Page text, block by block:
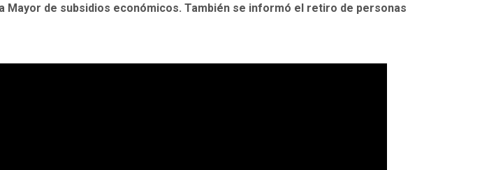
Mayor de subsidios económicos. También se informó el retiro de personas